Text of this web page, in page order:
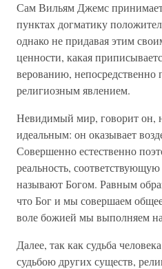
Сам Вильям Джемс
пунктах догматику
однако не придавая этим
ценности, какая
верованию, непосредственно
религиозным явлением.
Невидимый мир, говорит он,
идеальным: он оказывает
Совершенно естественно
реальность,
называют Богом. Равным
что Бог и мы совершаем
воле божией мы выполняем
Далее, так как судьба
судьбою других существ,